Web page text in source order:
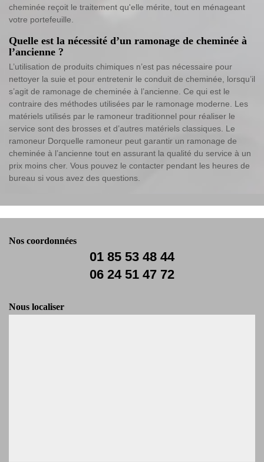
cheminée reçoit le traitement qu'elle mérite, tout en ménageant
votre portefeuille.
Quelle est la nécessité d’un ramonage de cheminée à
l’ancienne ?
L’utilisation de produits chimiques n’est pas nécessaire pour
nettoyer la suie et pour entretenir le conduit de cheminée, lorsqu’il
s’agit de ramonage de cheminée à l’ancienne. Ce qui est le
contraire des méthodes utilisées par le ramonage moderne. Les
matériels utilisés par le ramoneur traditionnel pour réaliser le
service sont des brosses et d’autres matériels classiques. Le
ramoneur Dorquelle ramoneur peut garantir un ramonage de
cheminée à l’ancienne tout en assurant la qualité du service à un
prix moins cher. Vous pouvez le contacter pendant les heures de
bureau si vous avez des questions.
Nos coordonnées
01 85 53 48 44
06 24 51 47 72
Nous localiser